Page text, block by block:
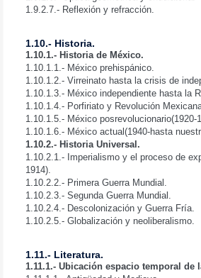
1.9.2.7.- Reflexión y refracción.
1.10.- Historia.
1.10.1.- Historia de México.
1.10.1.1.- México prehispánico.
1.10.1.2.- Virreinato hasta la crisis de
1.10.1.3.- México independiente hasta la
1.10.1.4.- Porfiriato y Revolución
1.10.1.5.- México posrevolucionario(1920-
1.10.1.6.- México actual(1940-hasta
1.10.2.- Historia Universal.
1.10.2.1.- Imperialismo y el proceso de
1914).
1.10.2.2.- Primera Guerra Mundial.
1.10.2.3.- Segunda Guerra Mundial.
1.10.2.4.- Descolonización y Guerra Fría.
1.10.2.5.- Globalización y neoliberalismo.
1.11.- Literatura.
1.11.1.- Ubicación espacio temporal de